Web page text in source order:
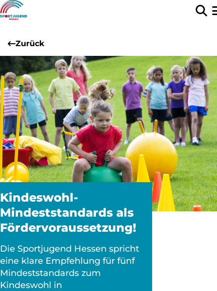
Zurück
Kindeswohl-
Mindeststandards als
Fördervoraussetzung!
Die Sportjugend Hessen spricht
eine klare Empfehlung für fünf
Mindeststandards zum
Kindeswohl in